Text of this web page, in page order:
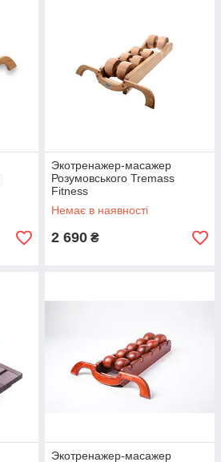
Экотренажер-масажер
Розумовського Tremass
Fitness
Немає в наявності
2 690 ₴
Экотренажер-масажер